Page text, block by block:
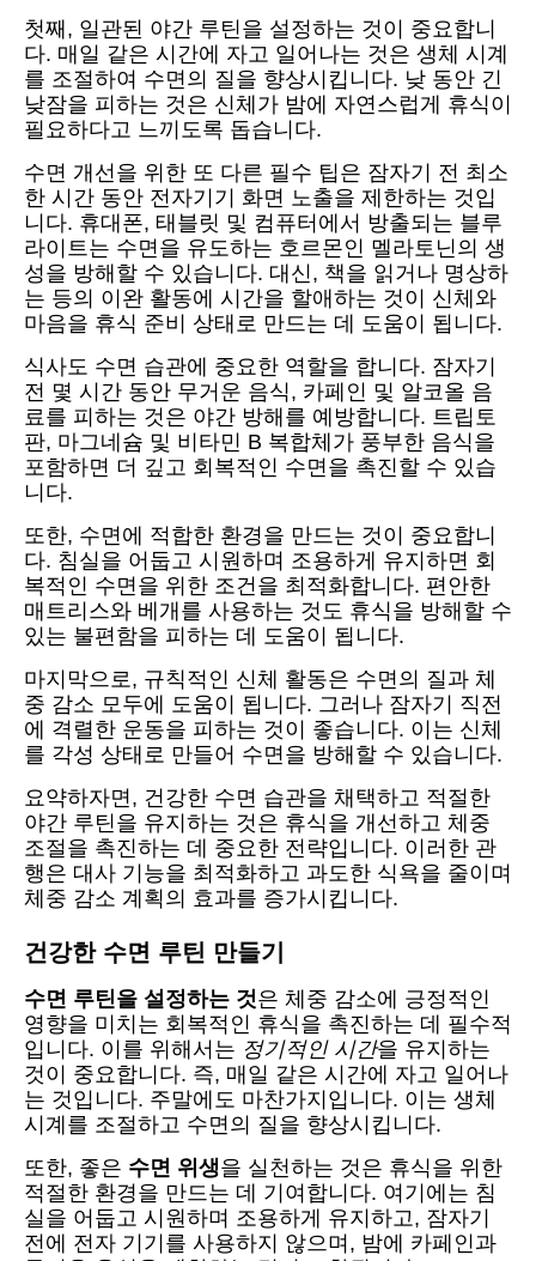
첫째, 일관된 야간 루틴을 설정하는 것이 중요합니
다. 매일 같은 시간에 자고 일어나는 것은 생체 시계
를 조절하여 수면의 질을 향상시킵니다. 낮 동안 긴
낮잠을 피하는 것은 신체가 밤에 자연스럽게 휴식이
필요하다고 느끼도록 돕습니다.
수면 개선을 위한 또 다른 필수 팁은 잠자기 전 최소
한 시간 동안 전자기기 화면 노출을 제한하는 것입
니다. 휴대폰, 태블릿 및 컴퓨터에서 방출되는 블루
라이트는 수면을 유도하는 호르몬인 멜라토닌의 생
성을 방해할 수 있습니다. 대신, 책을 읽거나 명상하
는 등의 이완 활동에 시간을 할애하는 것이 신체와
마음을 휴식 준비 상태로 만드는 데 도움이 됩니다.
식사도 수면 습관에 중요한 역할을 합니다. 잠자기
전 몇 시간 동안 무거운 음식, 카페인 및 알코올 음
료를 피하는 것은 야간 방해를 예방합니다. 트립토
판, 마그네슘 및 비타민 B 복합체가 풍부한 음식을
포함하면 더 깊고 회복적인 수면을 촉진할 수 있습
니다.
또한, 수면에 적합한 환경을 만드는 것이 중요합니
다. 침실을 어둡고 시원하며 조용하게 유지하면 회
복적인 수면을 위한 조건을 최적화합니다. 편안한
매트리스와 베개를 사용하는 것도 휴식을 방해할 수
있는 불편함을 피하는 데 도움이 됩니다.
마지막으로, 규칙적인 신체 활동은 수면의 질과 체
중 감소 모두에 도움이 됩니다. 그러나 잠자기 직전
에 격렬한 운동을 피하는 것이 좋습니다. 이는 신체
를 각성 상태로 만들어 수면을 방해할 수 있습니다.
요약하자면, 건강한 수면 습관을 채택하고 적절한
야간 루틴을 유지하는 것은 휴식을 개선하고 체중
조절을 촉진하는 데 중요한 전략입니다. 이러한 관
행은 대사 기능을 최적화하고 과도한 식욕을 줄이며
체중 감소 계획의 효과를 증가시킵니다.
건강한 수면 루틴 만들기
수면 루틴을 설정하는 것은 체중 감소에 긍정적인
영향을 미치는 회복적인 휴식을 촉진하는 데 필수적
입니다. 이를 위해서는 정기적인 시간을 유지하는
것이 중요합니다. 즉, 매일 같은 시간에 자고 일어나
는 것입니다. 주말에도 마찬가지입니다. 이는 생체
시계를 조절하고 수면의 질을 향상시킵니다.
또한, 좋은 수면 위생을 실천하는 것은 휴식을 위한
적절한 환경을 만드는 데 기여합니다. 여기에는 침
실을 어둡고 시원하며 조용하게 유지하고, 잠자기
전에 전자 기기를 사용하지 않으며, 밤에 카페인과